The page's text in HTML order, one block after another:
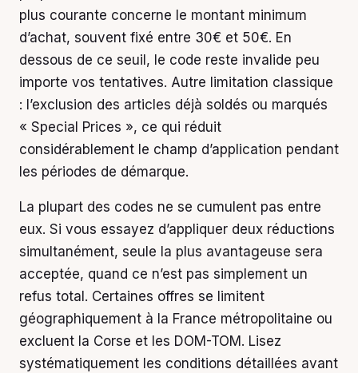
plus courante concerne le montant minimum
d’achat, souvent fixé entre 30€ et 50€. En
dessous de ce seuil, le code reste invalide peu
importe vos tentatives. Autre limitation classique
: l’exclusion des articles déjà soldés ou marqués
« Special Prices », ce qui réduit
considérablement le champ d’application pendant
les périodes de démarque.
La plupart des codes ne se cumulent pas entre
eux. Si vous essayez d’appliquer deux réductions
simultanément, seule la plus avantageuse sera
acceptée, quand ce n’est pas simplement un
refus total. Certaines offres se limitent
géographiquement à la France métropolitaine ou
excluent la Corse et les DOM-TOM. Lisez
systématiquement les conditions détaillées avant